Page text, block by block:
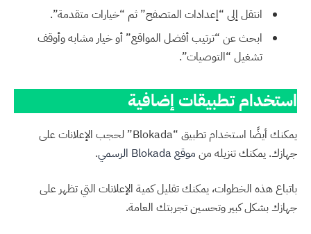
انتقل إلى “إعدادات المتصفح” ثم “خيارات متقدمة”.
ابحث عن “ترتيب أفضل المواقع” أو خيار مشابه وأوقف
تشغيل “التوصيات”.
استخدام تطبيقات إضافية
يمكنك أيضًا استخدام تطبيق “Blokada” لحجب الإعلانات على
جهازك. يمكنك تنزيله من موقع Blokada الرسمي .
باتباع هذه الخطوات، يمكنك تقليل كمية الإعلانات التي تظهر على
جهازك بشكل كبير وتحسين تجربتك العامة.